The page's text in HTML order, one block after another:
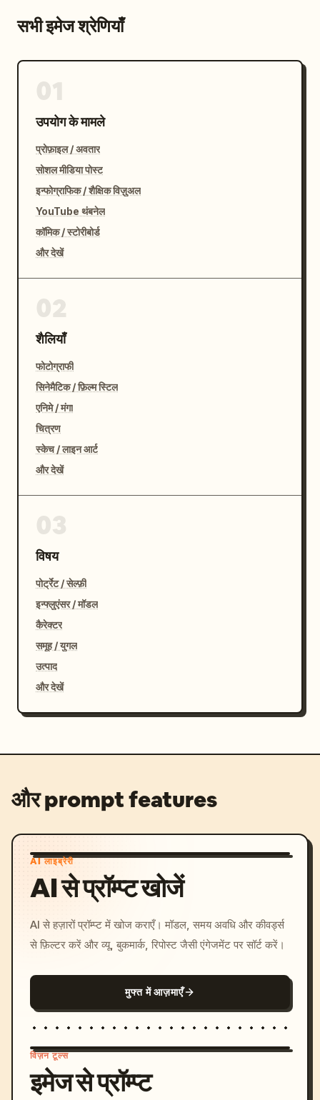
सभी इमेज श्रेणियाँ
उपयोग के मामले
प्रोफ़ाइल / अवतार
सोशल मीडिया पोस्ट
इन्फोग्राफिक / शैक्षिक विज़ुअल
YouTube थंबनेल
कॉमिक / स्टोरीबोर्ड
और देखें
शैलियाँ
फोटोग्राफी
सिनेमैटिक / फ़िल्म स्टिल
एनिमे / मंगा
चित्रण
स्केच / लाइन आर्ट
और देखें
विषय
पोर्ट्रेट / सेल्फ़ी
इन्फ्लुएंसर / मॉडल
कैरेक्टर
समूह / युगल
उत्पाद
और देखें
और prompt features
AI लाइब्रेरी
AI से प्रॉम्प्ट खोजें
AI से हज़ारों प्रॉम्प्ट में खोज कराएँ। मॉडल, समय अवधि और कीवर्ड्स
से फ़िल्टर करें और व्यू, बुकमार्क, रिपोस्ट जैसी एंगेजमेंट पर सॉर्ट करें।
मुफ्त में आज़माएँ
विज़न टूल्स
इमेज से प्रॉम्प्ट